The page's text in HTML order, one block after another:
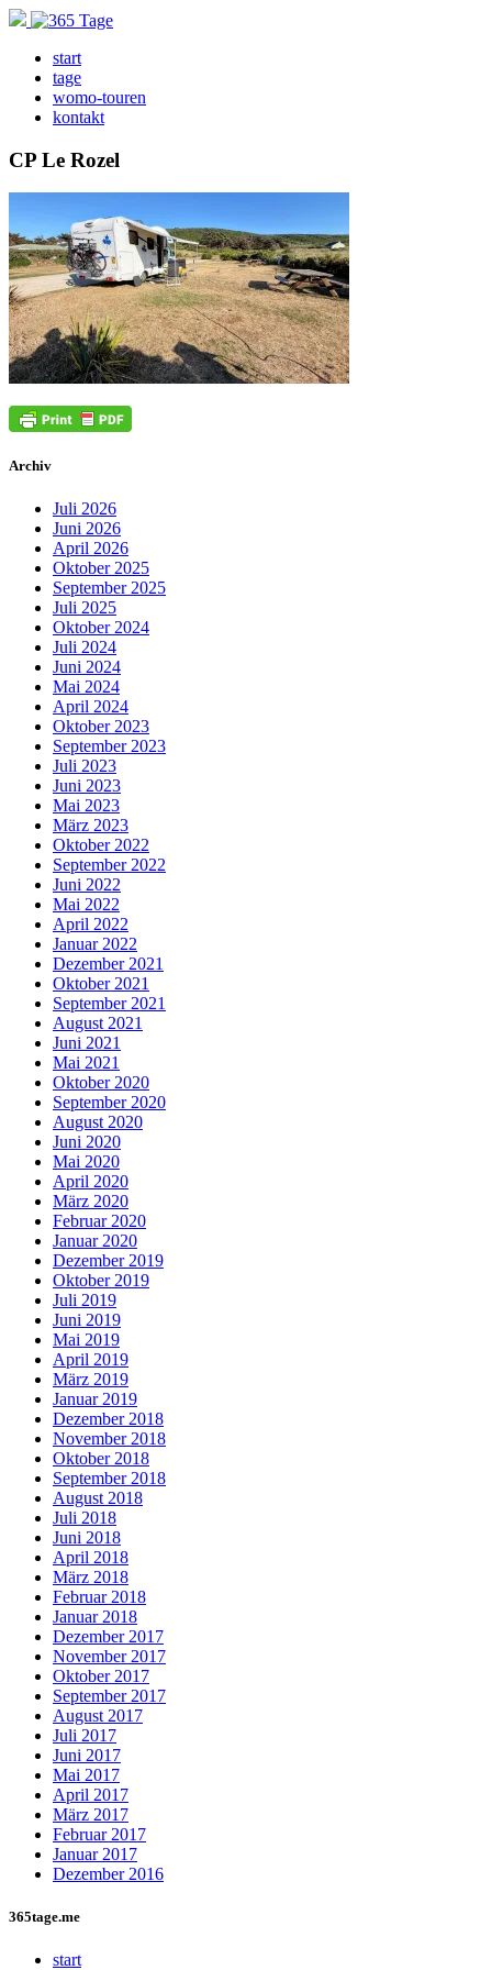
start
tage
womo-touren
kontakt
CP Le Rozel
Archiv
Juli 2026
Juni 2026
April 2026
Oktober 2025
September 2025
Juli 2025
Oktober 2024
Juli 2024
Juni 2024
Mai 2024
April 2024
Oktober 2023
September 2023
Juli 2023
Juni 2023
Mai 2023
März 2023
Oktober 2022
September 2022
Juni 2022
Mai 2022
April 2022
Januar 2022
Dezember 2021
Oktober 2021
September 2021
August 2021
Juni 2021
Mai 2021
Oktober 2020
September 2020
August 2020
Juni 2020
Mai 2020
April 2020
März 2020
Februar 2020
Januar 2020
Dezember 2019
Oktober 2019
Juli 2019
Juni 2019
Mai 2019
April 2019
März 2019
Januar 2019
Dezember 2018
November 2018
Oktober 2018
September 2018
August 2018
Juli 2018
Juni 2018
April 2018
März 2018
Februar 2018
Januar 2018
Dezember 2017
November 2017
Oktober 2017
September 2017
August 2017
Juli 2017
Juni 2017
Mai 2017
April 2017
März 2017
Februar 2017
Januar 2017
Dezember 2016
365tage.me
start